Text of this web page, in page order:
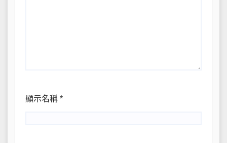
顯示名稱 *